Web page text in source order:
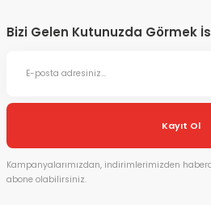
Bizi Gelen Kutunuzda Görmek
Kayıt Ol
Kampanyalarımızdan, indirimlerimizden
abone olabilirsiniz.